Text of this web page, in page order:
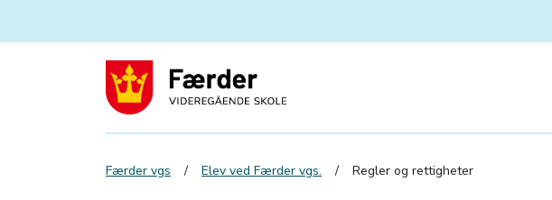
Færder vgs Elev ved Færder vgs. Regler og rettigheter